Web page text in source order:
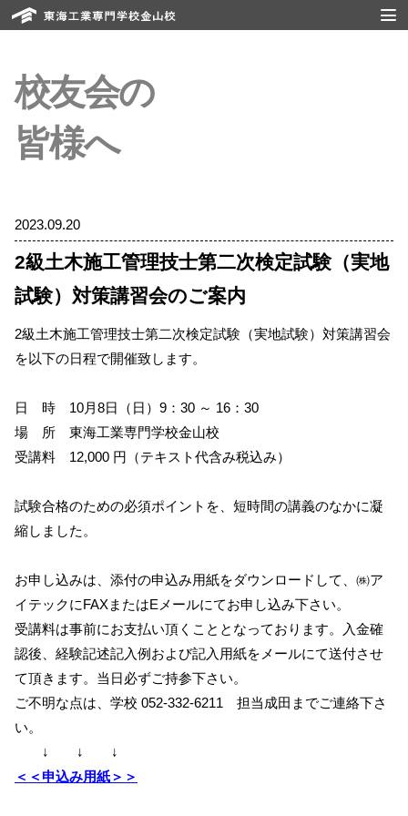
校友会の
皆様へ
2023.09.20
2級土木施工管理技士第二次検定試験（実地
試験）対策講習会のご案内
2級土木施工管理技士第二次検定試験（実地試験）対策講習会
を以下の日程で開催致します。
日 時 10月8日（日）9：30 ～ 16：30
場 所 東海工業専門学校金山校
受講料 12,000 円（テキスト代含み税込み）
試験合格のための必須ポイントを、短時間の講義のなかに凝
縮しました。
お申し込みは、添付の申込み用紙をダウンロードして、㈱ア
イテックにFAXまたはEメールにてお申し込み下さい。
受講料は事前にお支払い頂くこととなっております。入金確
認後、経験記述記入例および記入用紙をメールにて送付させ
て頂きます。当日必ずご持参下さい。
ご不明な点は、学校 052-332-6211 担当成田までご連絡下さ
い。
↓ ↓ ↓
＜＜申込み用紙＞＞